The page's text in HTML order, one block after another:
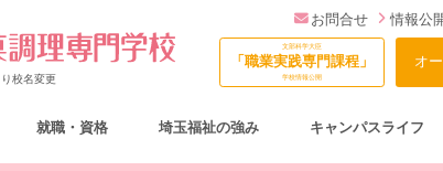
校名変更
お問合せ 情報公
文部科学大臣
「職業実践専門課程」
学校情報公開
オ
就職・資格 埼玉福祉の強み キャンパスライフ